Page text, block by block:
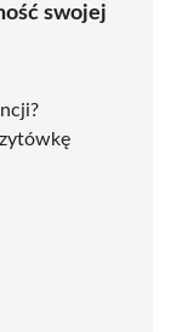
swojej